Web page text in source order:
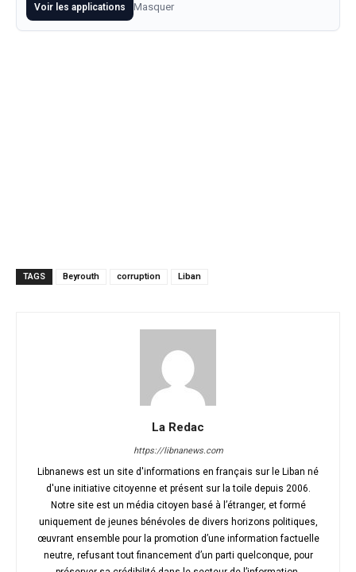
Voir les applications Masquer
TAGS Beyrouth corruption Liban
La Redac
https://libnanews.com
Libnanews est un site d'informations en français sur le Liban né
d'une initiative citoyenne et présent sur la toile depuis 2006.
Notre site est un média citoyen basé à l’étranger, et formé
uniquement de jeunes bénévoles de divers horizons politiques,
œuvrant ensemble pour la promotion d’une information factuelle
neutre, refusant tout financement d’un parti quelconque, pour